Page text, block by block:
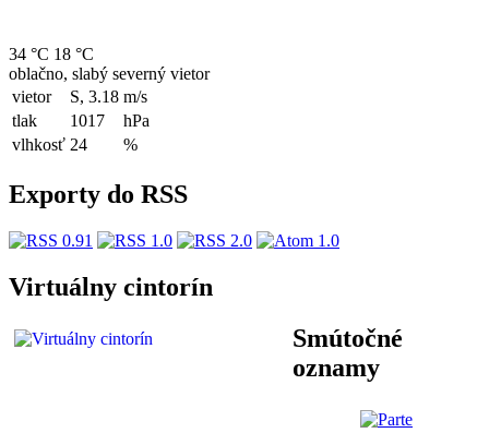
34 °C 18 °C
oblačno, slabý severný vietor
vietor
S, 3.18 m/s
tlak
1017
hPa
vlhkosť 24 %
Exporty do RSS
Virtuálny cintorín
Smútočné
oznamy